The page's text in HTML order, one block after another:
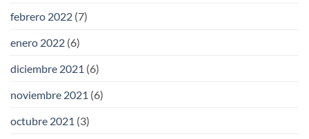
febrero 2022 (7)
enero 2022 (6)
diciembre 2021 (6)
noviembre 2021 (6)
octubre 2021 (3)